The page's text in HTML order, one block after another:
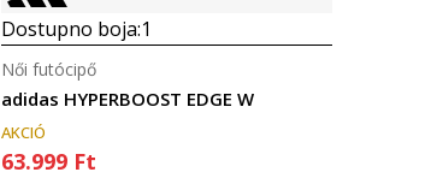
Dostupno boja:1
adidas HYPERBOOST EDGE W
Női futócipő
AKCIÓ
63.999 Ft